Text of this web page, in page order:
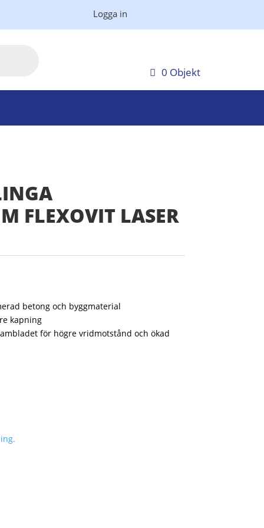
Logga in
0 Objekt
FLEXOVIT LASER
betong och byggmaterial
kapning
för högre vridmotstånd och ökad